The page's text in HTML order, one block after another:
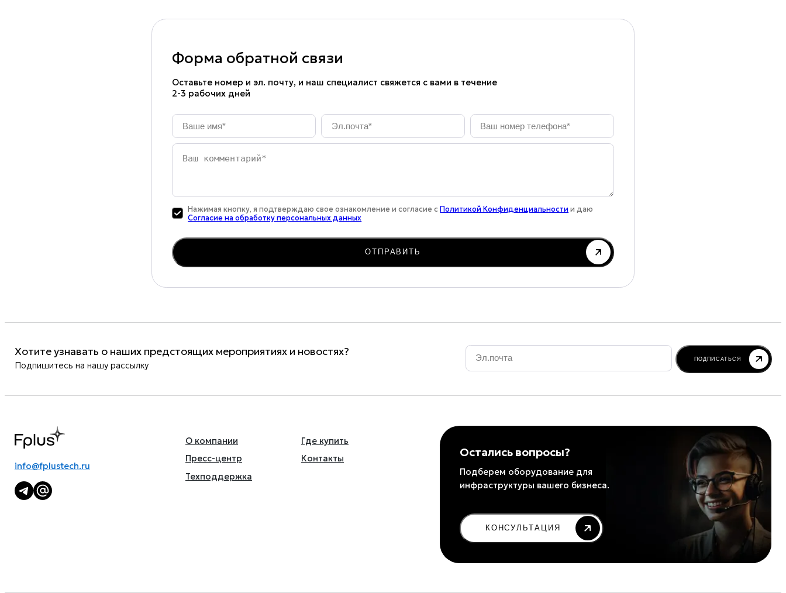
Форма обратной связи
Оставьте номер и эл. почту, и наш специалист свяжется с вами в течение
2-3 рабочих дней
Ваше
имя*
Эл.почта
Ваш
номер
телефона*
Ваш
комментарий
Нажимая кнопку, я подтверждаю свое ознакомление и согласие с Политикой Конфиденциальности и даю
Согласие на обработку персональных данных
ОТПРАВИТЬ
Хотите узнавать о наших предстоящих мероприятиях и новостях?
Подпишитесь на нашу рассылку
Email
ПОДПИСАТЬСЯ
info@fplustech.ru
О компании
Где купить
Пресс-центр
Контакты
Техподдержка
Остались вопросы?
Подберем оборудование для
инфраструктуры вашего бизнеса.
КОНСУЛЬТАЦИЯ